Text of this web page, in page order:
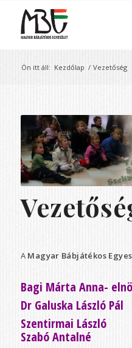
Ön itt áll: Kezdőlap / Vezetőség
A Magyar Bábjátékos
Bagi Márta Anna-
Dr Galuska László Pál
Szentirmai László
Szabó Antalné